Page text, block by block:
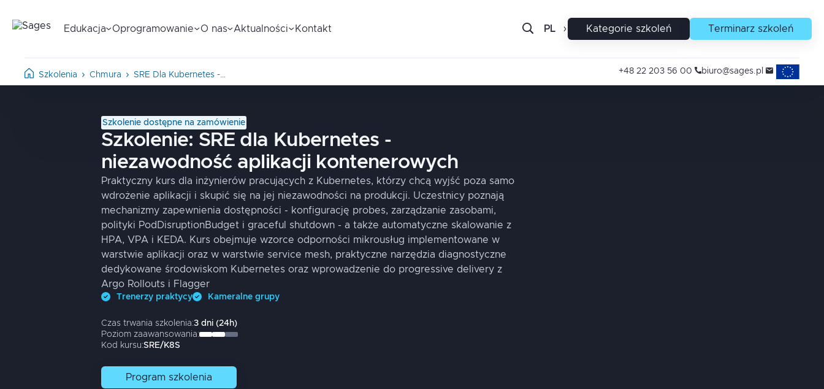
Edukacja Oprogramowanie O nas Aktualności Kontakt PL EN Kategorie szkoleń Terminarz szkoleń
Szkolenia Chmura SRE Dla Kubernetes -… +48 22 203 56 00 biuro@sages.pl Projekty
Szkolenie dostępne na zamówienie
Szkolenie: SRE dla Kubernetes -
niezawodność aplikacji kontenerowych
Praktyczny kurs dla inżynierów pracujących z Kubernetes, którzy chcą wyjść poza samo
wdrożenie aplikacji i skupić się na jej niezawodności na produkcji. Uczestnicy poznają
mechanizmy zapewnienia dostępności - konfigurację probes, zarządzanie zasobami,
polityki PodDisruptionBudget i graceful shutdown - a także automatyczne skalowanie z
HPA, VPA i KEDA. Kurs obejmuje wzorce odporności mikrousług implementowane w
warstwie aplikacji oraz w warstwie service mesh, praktyczne narzędzia diagnostyczne
dedykowane środowiskom Kubernetes oraz wprowadzenie do progressive delivery z
Argo Rollouts i Flagger
Trenerzy praktycy Kameralne grupy
Czas trwania szkolenia:3 dni (24h)
Poziom zaawansowania:
Kod kursu:SRE/K8S
Program szkolenia